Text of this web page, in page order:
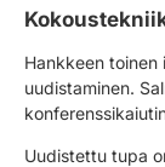
Hankkeen
uudistaminen.
Uudistettu tupa